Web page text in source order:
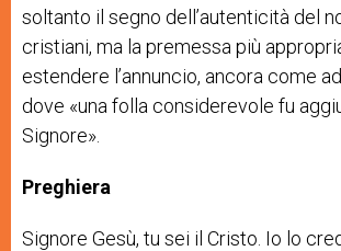
soltanto il segno dell’autenticità del
cristiani, ma la premessa più
estendere l’annuncio, ancora come
dove «una folla considerevole fu
Signore».
Preghiera
Signore Gesù, tu sei il Cristo. Io lo